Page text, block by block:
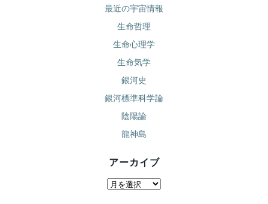
最近の宇宙情報
生命哲理
生命心理学
生命気学
銀河史
銀河標準科学論
陰陽論
龍神島
アーカイブ
ア